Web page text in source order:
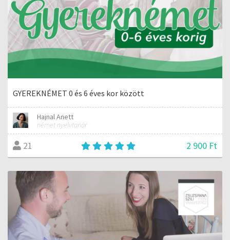
GYEREKNÉMET 0 és 6 éves kor között
Hajnal Anett
német nyelvtanár
21 2 900 Ft